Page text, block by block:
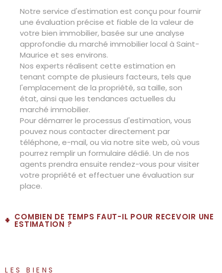
Appartement
SUIVANT
* Champs obligatoires
Les informations recueillies sur ce formulaire sont enregistrées dans un
fichier informatisé par La Boite Immo agissant comme Sous-traitant du
La base légale du traitement repose sur l'intérêt légitime de l'Agence / du
Réseau. Elles sont conservées jusqu'à demande de suppression et sont
destinées à l'Agence / au Réseau. Conformément à la loi « informatique et
d’informations sur vos droits. Si vous estimez, après avoir contacté l'Agence
Sélectionnez le type de bien
ADRESSE DU BIEN *
DATE DE DISPONIBILITÉ *
VOS COORDONNÉES
NOM ET PRÉNOM *
Notre service d'estimation est conçu pour fournir
une évaluation précise et fiable de la valeur de
votre bien immobilier, basée sur une analyse
approfondie du marché immobilier local à Saint-
Maurice et ses environs.
Nos experts réalisent cette estimation en
tenant compte de plusieurs facteurs, tels que
l'emplacement de la propriété, sa taille, son
état, ainsi que les tendances actuelles du
marché immobilier.
Pour démarrer le processus d'estimation, vous
pouvez nous contacter directement par
téléphone, e-mail, ou via notre site web, où vous
pourrez remplir un formulaire dédié. Un de nos
agents prendra ensuite rendez-vous pour visiter
votre propriété et effectuer une évaluation sur
place.
COMBIEN DE TEMPS FAUT-IL POUR RECEVOIR UNE
ESTIMATION ?
la visite de la propriété. Ce délai nous permet de
LES BIENS